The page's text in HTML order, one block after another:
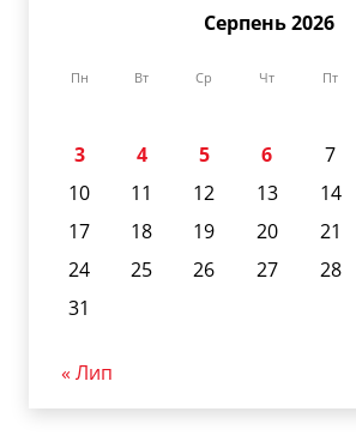
Серпень 2026
Пн Вт Ср Чт Пт
3
4 5 6 7
10
11 12 13 14
17
18 19 20 21
24
25 26 27 28
31
« Лип